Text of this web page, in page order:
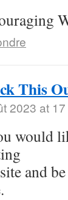
This
2023 at
would
and